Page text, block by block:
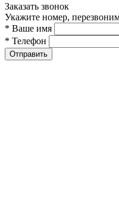
Заказать звонок
Укажите номер,
* Ваше имя
* Телефон
Отправить